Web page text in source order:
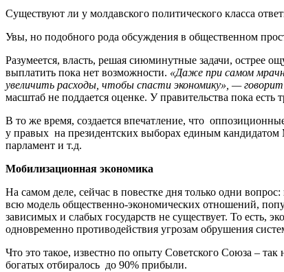
Существуют ли у молдавского политического класса
Увы, но подобного рода обсуждения в общественном
Разумеется, власть, решая сиюминутные задачи, острее
выплатить пока нет возможности. «Даже при самом
увеличить расходы, чтобы спасти экономику», —
масштаб не поддается оценке. У правительства пока есть
В то же время, создается впечатление, что
у правых на президентских выборах единым кандидатом
парламент и т.д.
Мобилизационная экономика
На самом деле, сейчас в повестке дня только одни
всю модель общественно-экономических отношений,
зависимых и слабых государств не существует. То есть,
одновременно противодействия угрозам обрушения
Что это такое, известно по опыту Советского Союза –
богатых отбиралось до 90% прибыли.